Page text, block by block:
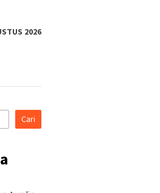
2026
Cari